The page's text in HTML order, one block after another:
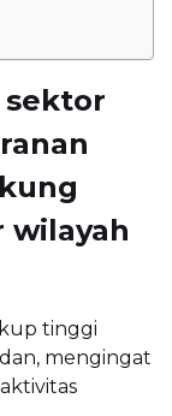
sektor
wilayah
tinggi
mengingat